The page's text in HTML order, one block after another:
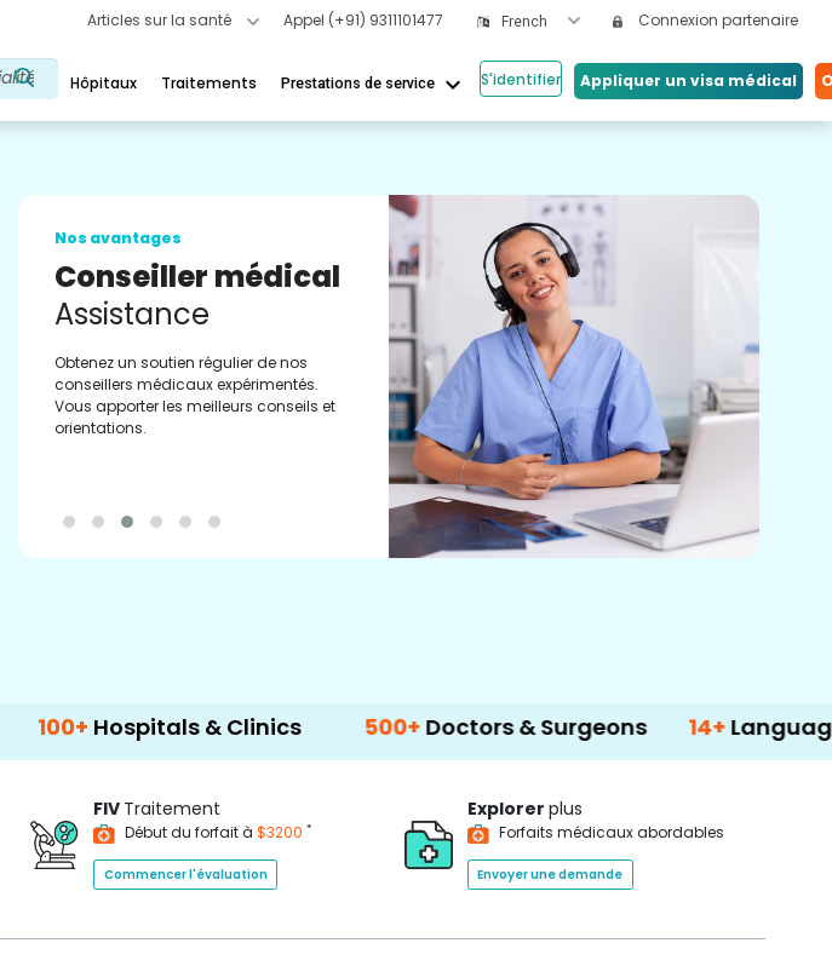
Articles sur la santé Appel (+91) 9311101477 French Connexion partenaire
Hôpitaux Traitements Prestations de service keyboard_arrow_down S'identifier Appliquer un visa médical
Nos avantages
Conseiller médical
Assistance
Obtenez un soutien régulier de nos
conseillers médicaux expérimentés.
Vous apporter les meilleurs conseils et
orientations.
100+Hospitals & Clinics 500+Doctors & Surgeons 14+ Language
FIV Traitement
Début du forfait à $3200 *
Commencer l'évaluation
Explorer plus
Forfaits médicaux abordables
Envoyer une demande